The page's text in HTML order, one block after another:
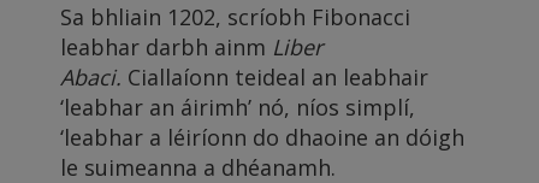
Sa bhliain 1202, scríobh Fibonacci
leabhar darbh ainm Liber
Abaci. Ciallaíonn teideal an leabhair
‘leabhar an áirimh’ nó, níos simplí,
‘leabhar a léiríonn do dhaoine an dóigh
le suimeanna a dhéanamh.